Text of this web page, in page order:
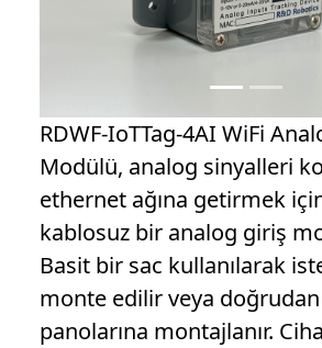
RDWF-IoTTag-4AI WiFi
Modülü, analog sinyalleri
ethernet ağına getirmek
kablosuz bir analog giriş
Basit bir sac kullanılarak
monte edilir veya
panolarına montajlanır.